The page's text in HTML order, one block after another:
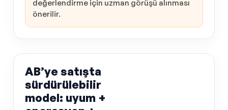
değerlendirme için uzman görüşü alınması
önerilir.
AB’ye satışta
sürdürülebilir
model: uyum +